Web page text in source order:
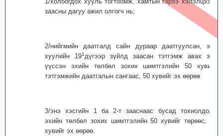
заасны дагуу ажил олгогч нь;
2/нийгмийн даатгалд сайн дураар даатгуулсан, энэ
хуулийн 191дүгээр зүйлд заасан тэтгэмж авах эрх
үүссэн эхийн төлбөл зохих шимтгэлийн 50 хувийг
тэтгэмжийн даатгалын сангаас, 50 хувийг эх өөрөө
3/энэ хэсгийн 1 ба 2-т зааснаас бусад тохиолдолд
эхийн төлбөл зохих шимтгэлийн 50 хувийг төрөөс, 50
хувийг эх өөрөө.